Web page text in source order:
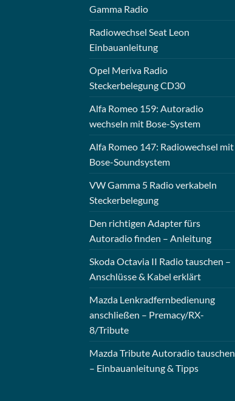
Gamma Radio
Radiowechsel Seat Leon
Einbauanleitung
Opel Meriva Radio
Steckerbelegung CD30
Alfa Romeo 159: Autoradio
wechseln mit Bose-System
Alfa Romeo 147: Radiowechsel mit
Bose-Soundsystem
VW Gamma 5 Radio verkabeln
Steckerbelegung
Den richtigen Adapter fürs
Autoradio finden – Anleitung
Skoda Octavia II Radio tauschen –
Anschlüsse & Kabel erklärt
Mazda Lenkradfernbedienung
anschließen – Premacy/RX-
8/Tribute
Mazda Tribute Autoradio tauschen
– Einbauanleitung & Tipps